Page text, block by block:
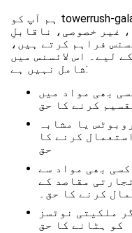
ہم آپ کو towerrush-galaxsys.com تک رسائی اور
غیر خصوصی، ناقابلِ
فراہم کرتے ہیں،
لیے۔ اس لائسنس میں
شامل نہیں ہے:
بھی مواد میں
کرنے کا حق
یا مشابہ
کرنے کا
حق
بھی مواد سے
مقاصد کے
کرنے کا حق۔
ملکیتی نوٹسز
کو ہٹانے کا حق